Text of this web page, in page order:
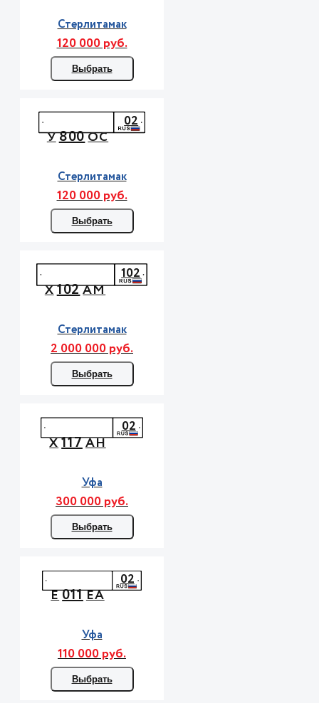
Стерлитамак
120 000 руб.
Выбрать
У800ОС
02
Стерлитамак
120 000 руб.
Выбрать
Х102АМ
102
Стерлитамак
2 000 000 руб.
Выбрать
Х117АН
02
Уфа
300 000 руб.
Выбрать
Е011ЕА
02
Уфа
110 000 руб.
Выбрать